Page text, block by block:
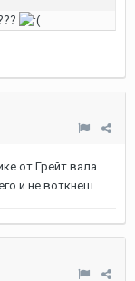
от Грейт вала
и не воткнеш..